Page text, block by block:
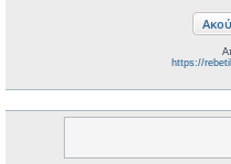
https://